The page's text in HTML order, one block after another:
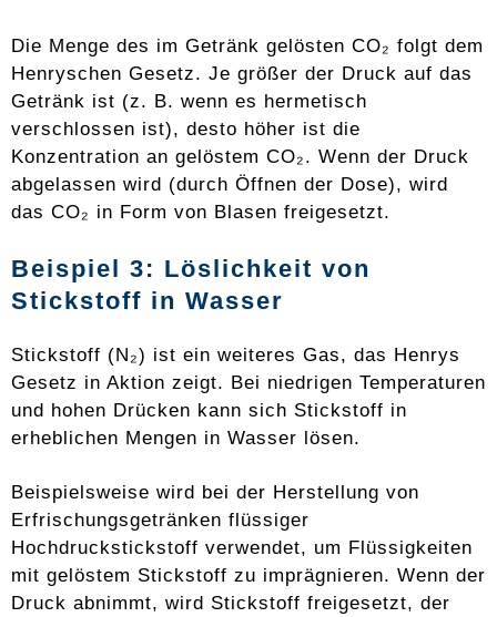
Die Menge des im Getränk gelösten CO₂ folgt dem
Henryschen Gesetz. Je größer der Druck auf das
Getränk ist (z. B. wenn es hermetisch
verschlossen ist), desto höher ist die
Konzentration an gelöstem CO₂. Wenn der Druck
abgelassen wird (durch Öffnen der Dose), wird
das CO₂ in Form von Blasen freigesetzt.
Beispiel 3: Löslichkeit von
Stickstoff in Wasser
Stickstoff (N₂) ist ein weiteres Gas, das Henrys
Gesetz in Aktion zeigt. Bei niedrigen Temperaturen
und hohen Drücken kann sich Stickstoff in
erheblichen Mengen in Wasser lösen.
Beispielsweise wird bei der Herstellung von
Erfrischungsgetränken flüssiger
Hochdruckstickstoff verwendet, um Flüssigkeiten
mit gelöstem Stickstoff zu imprägnieren. Wenn der
Druck abnimmt, wird Stickstoff freigesetzt, der